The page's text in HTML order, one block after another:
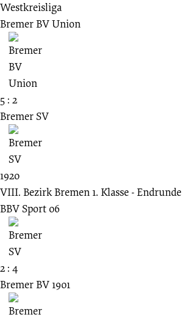
Westkreisliga
Bremer BV Union
5 : 2
Bremer SV
1920
VIII. Bezirk Bremen 1. Klasse - Endrunde
BBV Sport 06
2 : 4
Bremer BV 1901